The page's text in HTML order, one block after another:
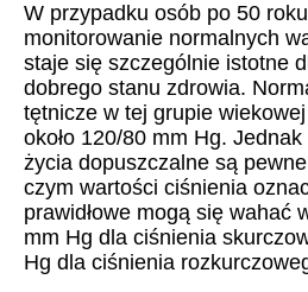
W przypadku osób po 50
monitorowanie normalnych
staje się szczególnie istotne
dobrego stanu zdrowia.
tętnicze w tej grupie
około 120/80 mm Hg.
życia dopuszczalne są
czym wartości ciśnienia
prawidłowe mogą się wahać
mm Hg dla ciśnienia
Hg dla ciśnienia